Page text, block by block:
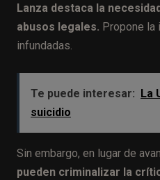
Lanza destaca la
abusos legales. Propone la
infundadas.
Te puede interesar: La
suicidio
Sin embargo, en lugar de
pueden criminalizar la